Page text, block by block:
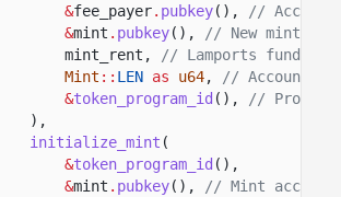
&fee_payer. pubkey(),
//
&mint . pubkey(),
// New mint
mint_rent,
// Lamports funding
Mint :: LEN as u64,
// Account
&token_program_id (),
//
),
initialize_mint (
&token_program_id (),
&mint . pubkey(),
// Mint